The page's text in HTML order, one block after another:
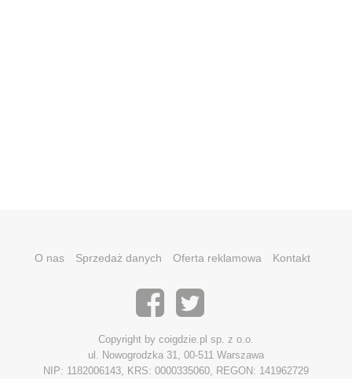
O nas Sprzedaż danych Oferta reklamowa Kontakt
Copyright by coigdzie.pl sp. z o.o.
ul. Nowogrodzka 31, 00-511 Warszawa
NIP: 1182006143, KRS: 0000335060, REGON: 141962729